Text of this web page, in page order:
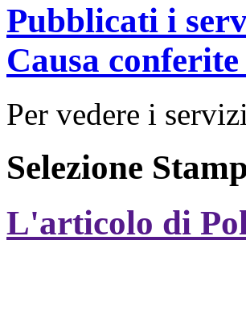
Pubblicati i
Causa
Per vedere i
Selezione
L'articolo di